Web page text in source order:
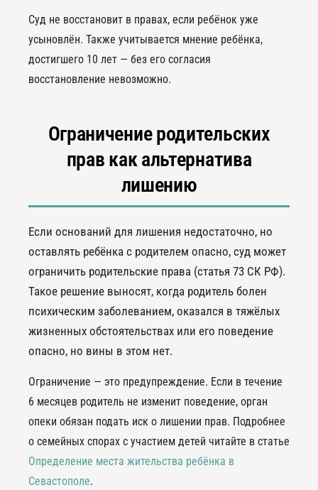
Суд не восстановит в правах, если ребёнок уже
усыновлён. Также учитывается мнение ребёнка,
достигшего 10 лет — без его согласия
восстановление невозможно.
Ограничение родительских
прав как альтернатива
лишению
Если оснований для лишения недостаточно, но
оставлять ребёнка с родителем опасно, суд может
ограничить родительские права (статья 73 СК РФ).
Такое решение выносят, когда родитель болен
психическим заболеванием, оказался в тяжёлых
жизненных обстоятельствах или его поведение
опасно, но вины в этом нет.
Ограничение — это предупреждение. Если в течение
6 месяцев родитель не изменит поведение, орган
опеки обязан подать иск о лишении прав. Подробнее
о семейных спорах с участием детей читайте в статье
Определение места жительства ребёнка в
Севастополе.